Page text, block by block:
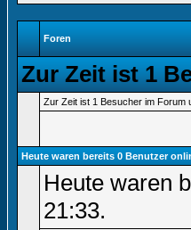
Foren
Zur Zeit ist 1
Zur Zeit ist 1 Besucher im Forum
Heute waren bereits 0 Benutzer
Heute waren
21:33.